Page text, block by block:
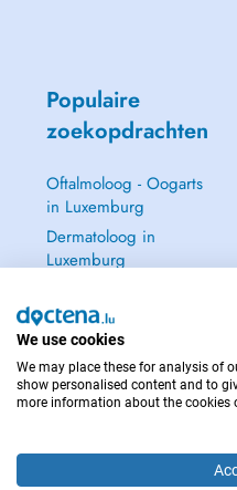
Populaire
zoekopdrachten
Oftalmoloog - Oogarts
in Luxemburg
Dermatoloog in
Luxemburg
Gynaecoloog in
Luxemburg
Zie alle →
We use cookies
We may place these for analysis of
show personalised content and to
more information about the cookies